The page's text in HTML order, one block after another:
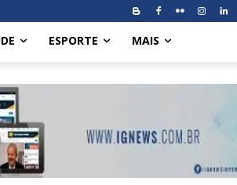
ESPORTE MAIS